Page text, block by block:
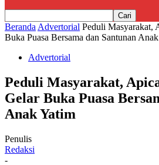
Beranda Advertorial Peduli Masyarakat,
Buka Puasa Bersama dan Santunan
Advertorial
Peduli Masyarakat,
Gelar Buka Puasa
Anak Yatim
Penulis
Redaksi
-